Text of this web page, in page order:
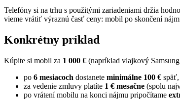
Telefóny si na trhu s použitými zariadeniami držia
vieme vrátiť výraznú časť ceny: mobil po skončení
Konkrétny príklad
Kúpite si mobil za 1 000 € (napríklad vlajkový
po 6 mesiacoch dostanete minimálne 100 € späť,
za vedenie zmluvy platíte 1 € mesačne (spolu
po vrátení mobilu na konci nájmu pripočítame